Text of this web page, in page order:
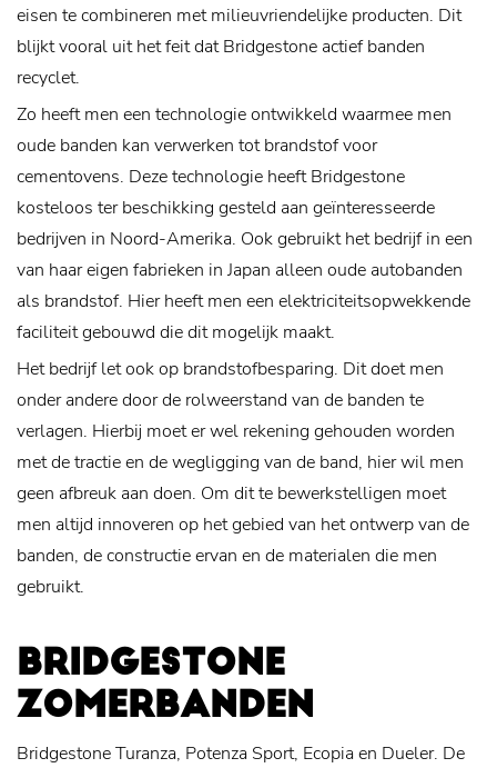
eisen te combineren met milieuvriendelijke producten. Dit
blijkt vooral uit het feit dat Bridgestone actief banden
recyclet.
Zo heeft men een technologie ontwikkeld waarmee men
oude banden kan verwerken tot brandstof voor
cementovens. Deze technologie heeft Bridgestone
kosteloos ter beschikking gesteld aan geïnteresseerde
bedrijven in Noord-Amerika. Ook gebruikt het bedrijf in een
van haar eigen fabrieken in Japan alleen oude autobanden
als brandstof. Hier heeft men een elektriciteitsopwekkende
faciliteit gebouwd die dit mogelijk maakt.
Het bedrijf let ook op brandstofbesparing. Dit doet men
onder andere door de rolweerstand van de banden te
verlagen. Hierbij moet er wel rekening gehouden worden
met de tractie en de wegligging van de band, hier wil men
geen afbreuk aan doen. Om dit te bewerkstelligen moet
men altijd innoveren op het gebied van het ontwerp van de
banden, de constructie ervan en de materialen die men
gebruikt.
BRIDGESTONE
ZOMERBANDEN
Bridgestone Turanza, Potenza Sport, Ecopia en Dueler. De